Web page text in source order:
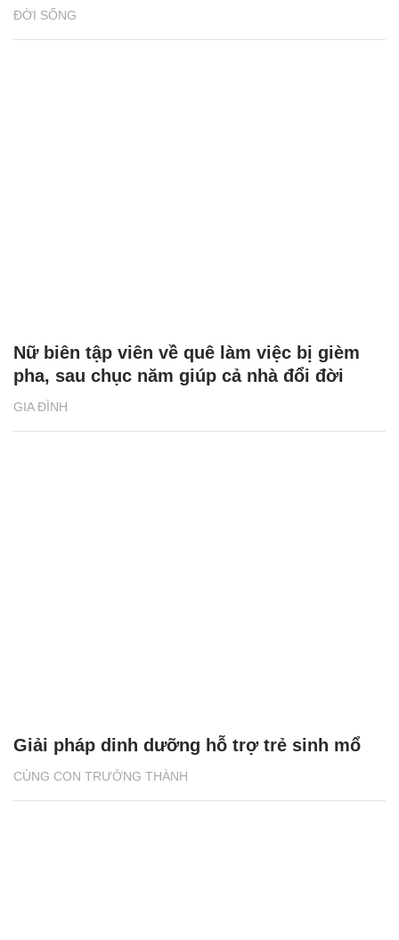
ĐỜI SỐNG
GIA ĐÌNH
Nữ biên tập viên về quê làm việc bị gièm
pha, sau chục năm giúp cả nhà đổi đời
CÙNG CON TRƯỞNG THÀNH
Giải pháp dinh dưỡng hỗ trợ trẻ sinh mổ